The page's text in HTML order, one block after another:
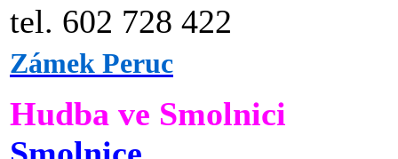
tel. 602 728 422
Zámek Peruc
Hudba ve Smolnici